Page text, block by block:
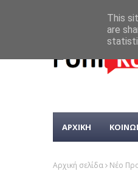
ΑΡΧΙΚΗ
Αρχική σελίδα Νέο
This
are